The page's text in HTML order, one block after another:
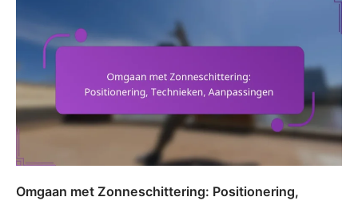
Omgaan met Zonneschittering: Positionering,